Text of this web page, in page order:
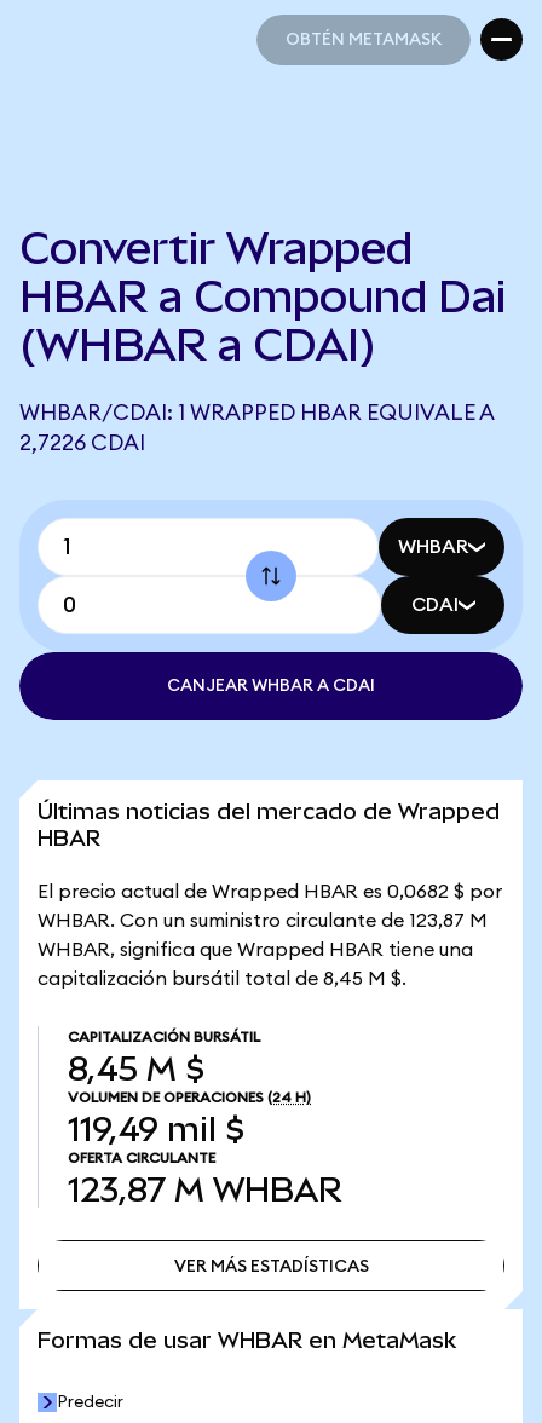
OBTÉN METAMASK
Convertir Wrapped
HBAR a Compound Dai
(WHBAR a CDAI)
WHBAR/CDAI: 1 WRAPPED HBAR EQUIVALE A
2,7226 CDAI
WHBAR
CDAI
CANJEAR WHBAR A CDAI
Últimas noticias del mercado de Wrapped
HBAR
El precio actual de Wrapped HBAR es 0,0682 $ por
WHBAR. Con un suministro circulante de 123,87 M
WHBAR, significa que Wrapped HBAR tiene una
capitalización bursátil total de 8,45 M $.
CAPITALIZACIÓN BURSÁTIL
8,45 M $
VOLUMEN DE OPERACIONES (24 H)
119,49 mil $
OFERTA CIRCULANTE
123,87 M WHBAR
VER MÁS ESTADÍSTICAS
Formas de usar WHBAR en MetaMask
Predecir